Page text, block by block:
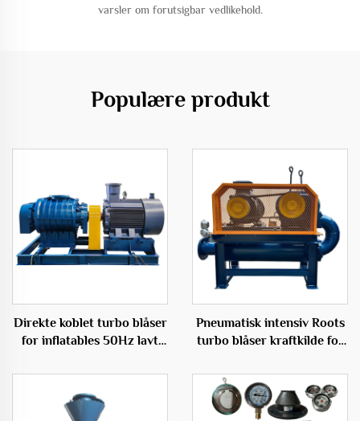
varsler om forutsigbar vedlikehold.
Populære produkt
Direkte koblet turbo blåser
for inflatables 50Hz lavt
Pneumatisk intensiv Roots
turbo blåser kraftkilde for